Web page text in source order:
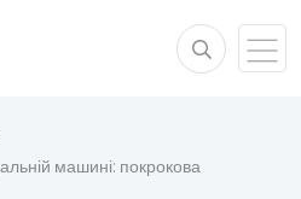
машині: покрокова